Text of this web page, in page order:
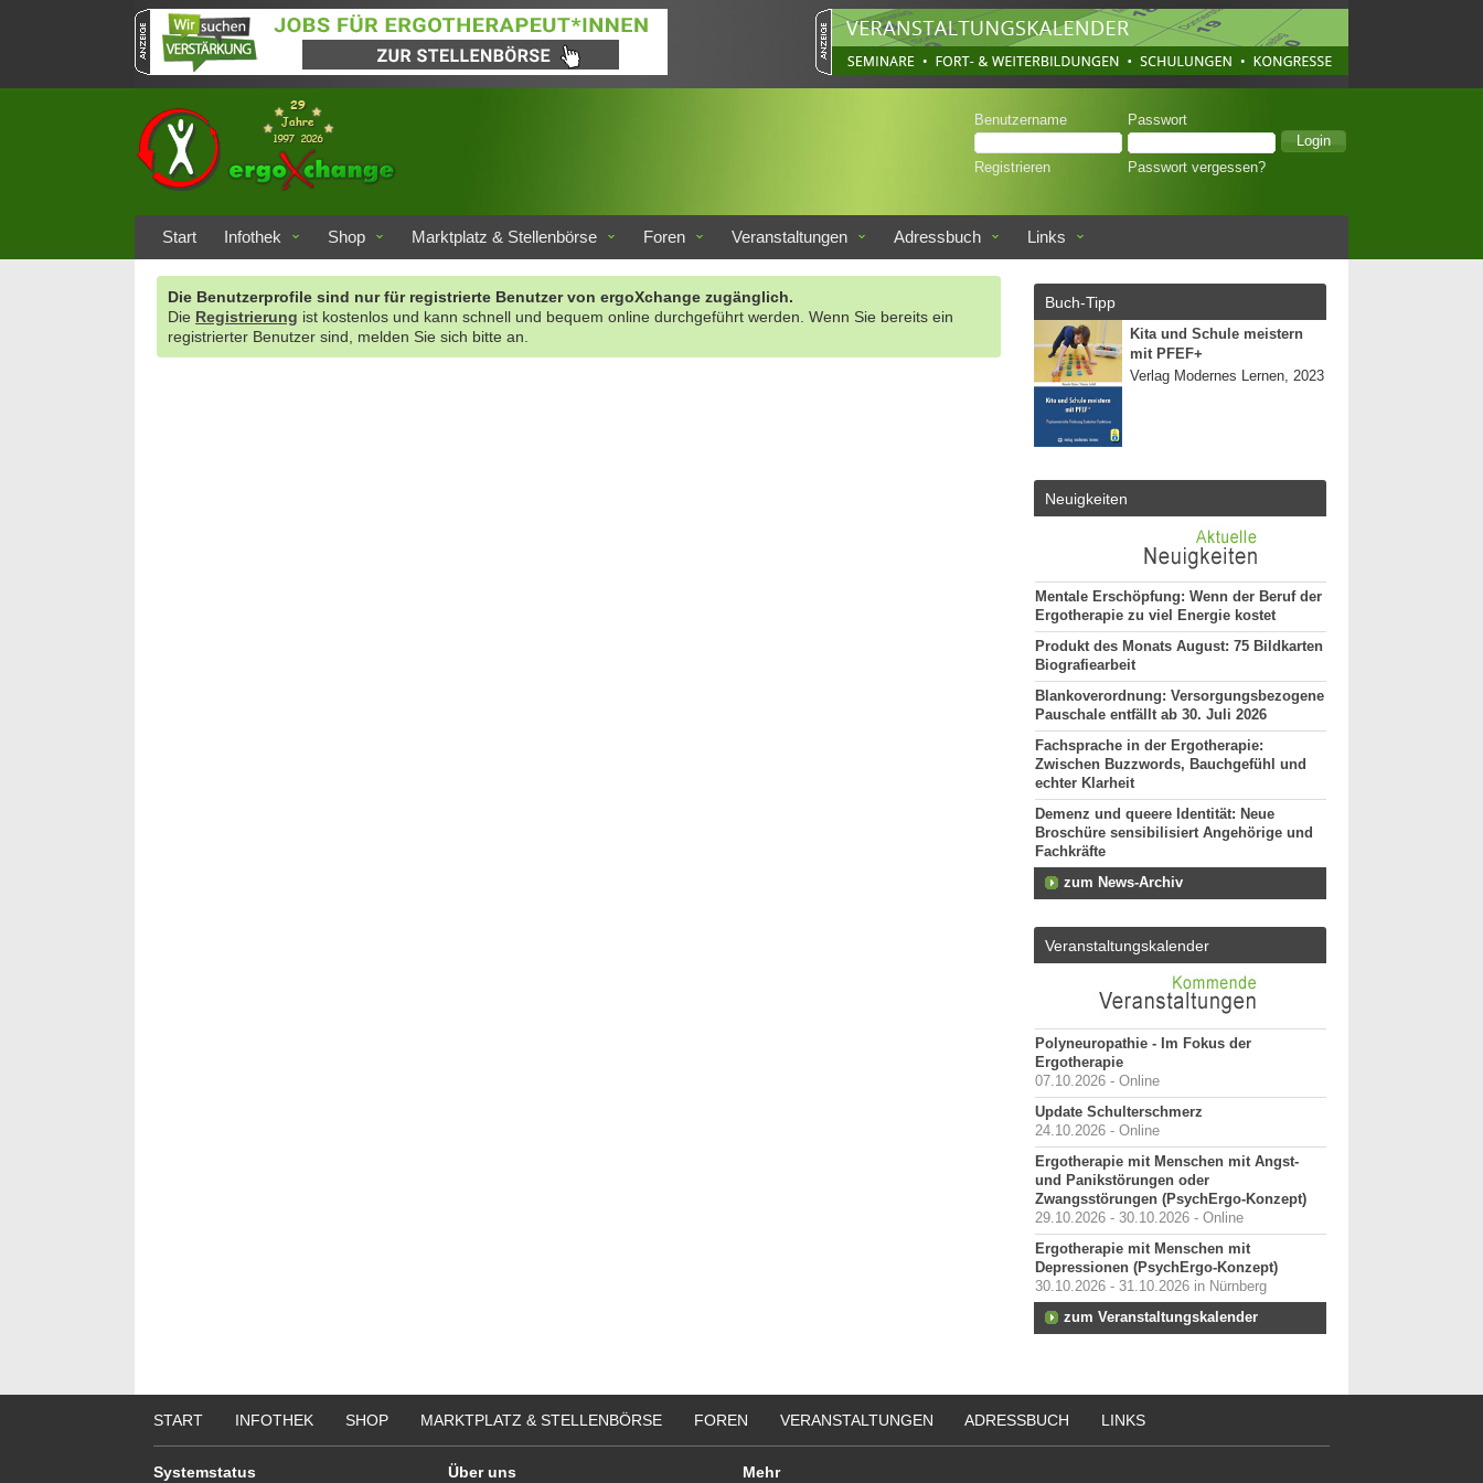
Benutzername Passwort
Registrieren Passwort vergessen?
Start Infothek Shop Marktplatz & Stellenbörse Foren Veranstaltungen Adressbuch Links
Die Benutzerprofile sind nur für registrierte Benutzer von ergoXchange zugänglich.
Die Registrierung ist kostenlos und kann schnell und bequem online durchgeführt werden. Wenn Sie bereits ein
registrierter Benutzer sind, melden Sie sich bitte an.
Buch-Tipp
Kita und Schule meistern
mit PFEF+
Verlag Modernes Lernen, 2023
Neuigkeiten
Mentale Erschöpfung: Wenn der Beruf der
Ergotherapie zu viel Energie kostet
Produkt des Monats August: 75 Bildkarten
Biografiearbeit
Blankoverordnung: Versorgungsbezogene
Pauschale entfällt ab 30. Juli 2026
Fachsprache in der Ergotherapie:
Zwischen Buzzwords, Bauchgefühl und
echter Klarheit
Demenz und queere Identität: Neue
Broschüre sensibilisiert Angehörige und
Fachkräfte
zum News-Archiv
Veranstaltungskalender
Polyneuropathie - Im Fokus der
Ergotherapie
07.10.2026 - Online
Update Schulterschmerz
24.10.2026 - Online
Ergotherapie mit Menschen mit Angst-
und Panikstörungen oder
Zwangsstörungen (PsychErgo-Konzept)
29.10.2026 - 30.10.2026 - Online
Ergotherapie mit Menschen mit
Depressionen (PsychErgo-Konzept)
30.10.2026 - 31.10.2026 in Nürnberg
zum Veranstaltungskalender
START INFOTHEK SHOP MARKTPLATZ & STELLENBÖRSE FOREN VERANSTALTUNGEN ADRESSBUCH LINKS
Systemstatus Über uns Mehr